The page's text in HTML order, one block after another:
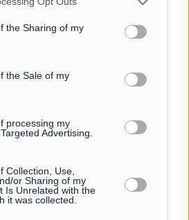
the Sharing of my
the Sale of my
processing my
Advertising.
Collection, Use,
or Sharing of my
Is Unrelated with the
it was collected.
της είδησης από άλλες
η χρήση του παρακάτω
παραπομπής προς το άρθρο